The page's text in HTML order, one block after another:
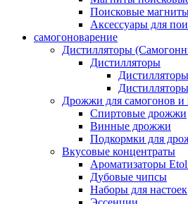
Поисковые
Аксессуары для
самогоноварение
Дистилляторы
Дистилляторы
Дрожжи для самогонов и
Спиртовые дрожжи
Винные дрожжи
Подкормки для
Вкусовые концентраты
Ароматизаторы
Дубовые чипсы
Наборы для настоек